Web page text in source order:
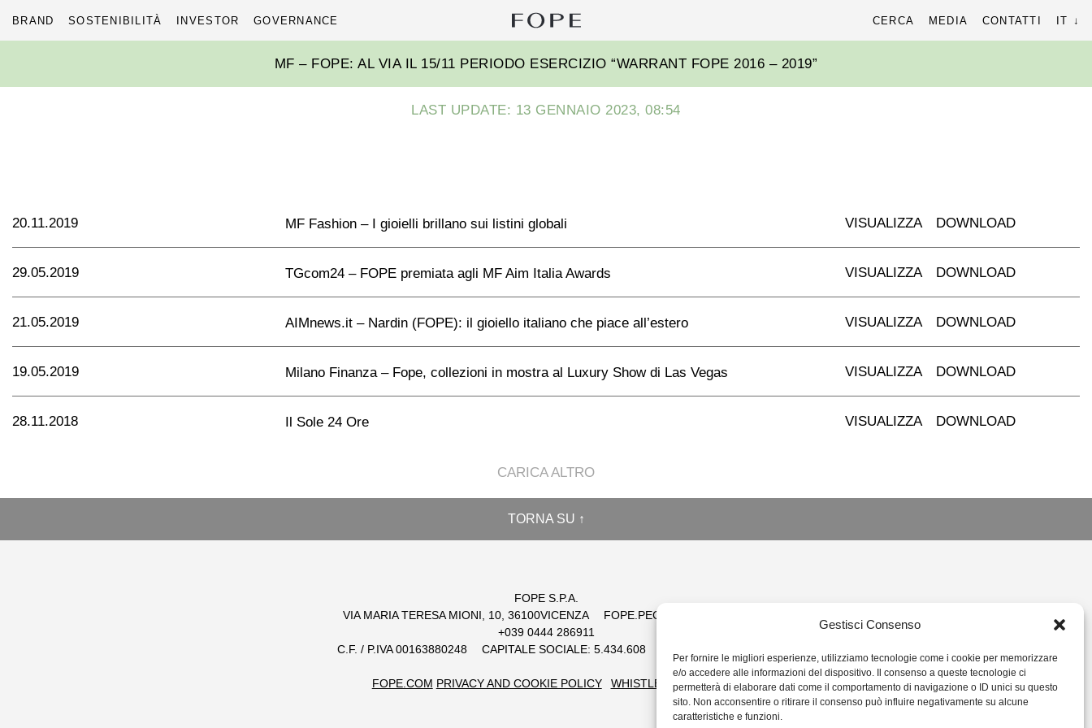
Gestisci Consenso
Per fornire le migliori esperienze, utilizziamo tecnologie come i cookie per memorizzare
e/o accedere alle informazioni del dispositivo. Il consenso a queste tecnologie ci
permetterà di elaborare dati come il comportamento di navigazione o ID unici su questo
sito. Non acconsentire o ritirare il consenso può influire negativamente su alcune
caratteristiche e funzioni.
BRAND SOSTENIBILITÀ INVESTOR GOVERNANCE
Fope
Group
per:
CERCA MEDIA CONTATTI IT
MF – FOPE: AL VIA IL 15/11 PERIODO ESERCIZIO “WARRANT FOPE 2016 – 2019”
LAST UPDATE: 13 GENNAIO 2023, 08:54
20.11.2019 MF Fashion – I gioielli brillano sui listini globali VISUALIZZA DOWNLOAD
29.05.2019 TGcom24 – FOPE premiata agli MF Aim Italia Awards VISUALIZZA DOWNLOAD
21.05.2019 AIMnews.it – Nardin (FOPE): il gioiello italiano che piace all’estero VISUALIZZA DOWNLOAD
19.05.2019 Milano Finanza – Fope, collezioni in mostra al Luxury Show di Las Vegas VISUALIZZA DOWNLOAD
28.11.2018 Il Sole 24 Ore VISUALIZZA DOWNLOAD
CARICA ALTRO
TORNA SU ↑
FOPE S.P.A.
VIA MARIA TERESA MIONI, 10, 36100VICENZA
FOPE.PEC@LEGALMAIL.IT
+039 0444 286911
C.F. / P.IVA 00163880248
CAPITALE SOCIALE: 5.434.608
FOPE.COM PRIVACY AND COOKIE POLICY WHISTLEBLOWING